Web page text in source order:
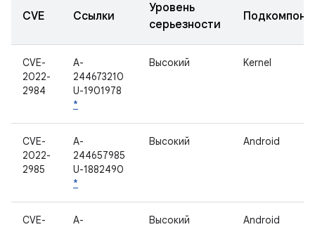
CVE Ссылки
Уровень
серьезности
CVE-
2022-
2984
A-
244673210
U-1901978
*
Высокий Kernel
CVE-
2022-
2985
A-
244657985
U-1882490
*
Высокий Android
CVE-
A-
Высокий Android